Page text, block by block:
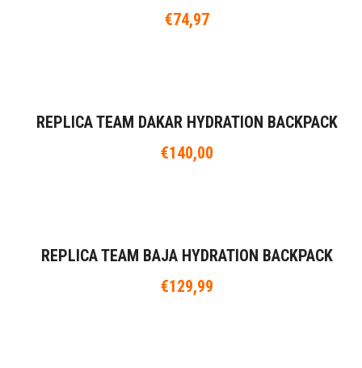
€74,97
REPLICA TEAM DAKAR HYDRATION BACKPACK
€140,00
REPLICA TEAM BAJA HYDRATION BACKPACK
€129,99